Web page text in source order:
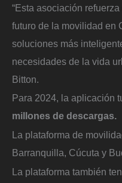
“Esta asociación
futuro de la movilidad en
soluciones más
necesidades de la vida
Bitton.
Para 2024, la aplicación
millones de descargas.
La plataforma de
Barranquilla, Cúcuta y
La plataforma también